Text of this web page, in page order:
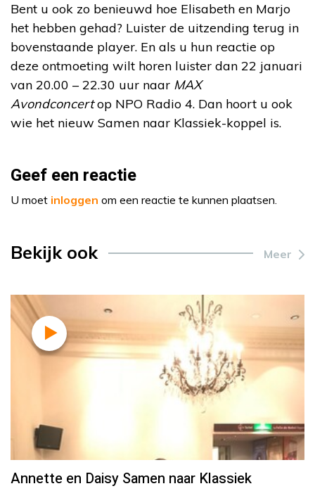
Bent u ook zo benieuwd hoe Elisabeth en Marjo
het hebben gehad? Luister de uitzending terug in
bovenstaande player. En als u hun reactie op
deze ontmoeting wilt horen luister dan 22 januari
van 20.00 – 22.30 uur naar MAX
Avondconcertop NPO Radio 4. Dan hoort u ook
wie het nieuw Samen naar Klassiek-koppel is.
Geef een reactie
U moet inloggen om een reactie te kunnen plaatsen.
Bekijk ook Meer
Annette en Daisy Samen naar Klassiek